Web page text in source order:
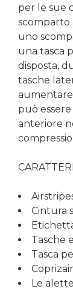
per le sue
scomparto
uno
una tasca
disposta,
tasche
può
anteriore
Cintura
Tasche
Tasca
Le